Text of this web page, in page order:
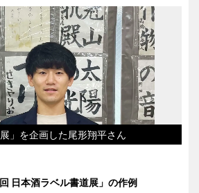
」を企画した尾形翔平さん
回 日本酒ラベル書道展」の作例